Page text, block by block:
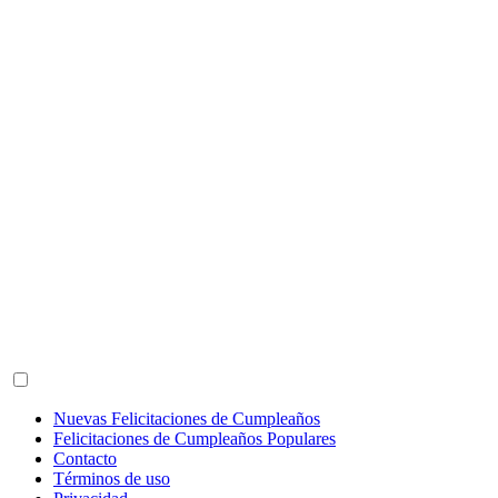
Nuevas Felicitaciones de Cumpleaños
Felicitaciones de Cumpleaños Populares
Contacto
Términos de uso